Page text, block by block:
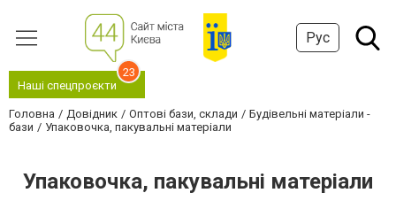
Рус
Наші спецпроєкти
23
Головна Довідник Оптові бази, склади
Будівельні матеріали -
бази
Упаковочка, пакувальні матеріали
Упаковочка, пакувальні матеріали